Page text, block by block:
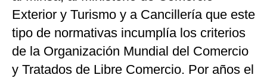
Exterior y Turismo y a Cancillería que este
tipo de normativas incumplía los criterios
de la Organización Mundial del Comercio
y Tratados de Libre Comercio. Por años el